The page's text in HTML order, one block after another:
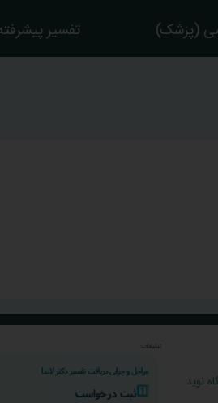
(پزشک) تفسیر
نوید
تبلیغات
مراحل و چرایی دریافت تفسیر دکتر لاندا
1️⃣ثبت درخواست